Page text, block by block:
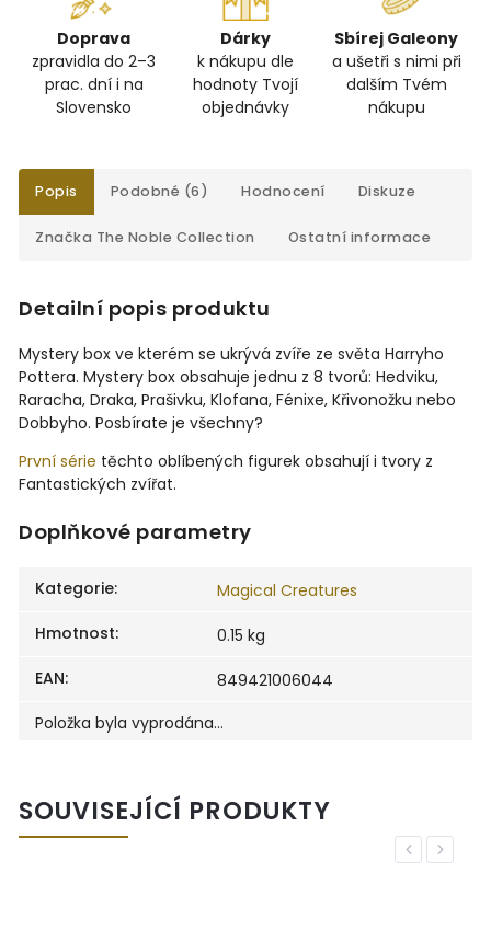
Doprava
zpravidla do 2–3
prac. dní i na
Slovensko
Dárky
k nákupu dle
hodnoty Tvojí
objednávky
Sbírej Galeony
a ušetři s nimi při
dalším Tvém
nákupu
Popis Podobné (6) Hodnocení Diskuze
Značka The Noble Collection Ostatní informace
Detailní popis produktu
Mystery box ve kterém se ukrývá zvíře ze světa Harryho
Pottera. Mystery box obsahuje jednu z 8 tvorů: Hedviku,
Raracha, Draka, Prašivku, Klofana, Fénixe, Křivonožku nebo
Dobbyho. Posbírate je všechny?
První série těchto oblíbených figurek obsahují i tvory z
Fantastických zvířat.
Doplňkové parametry
Kategorie:
Magical Creatures
Hmotnost:
0.15 kg
EAN:
849421006044
Položka byla vyprodána…
SOUVISEJÍCÍ PRODUKTY
Previous
Next